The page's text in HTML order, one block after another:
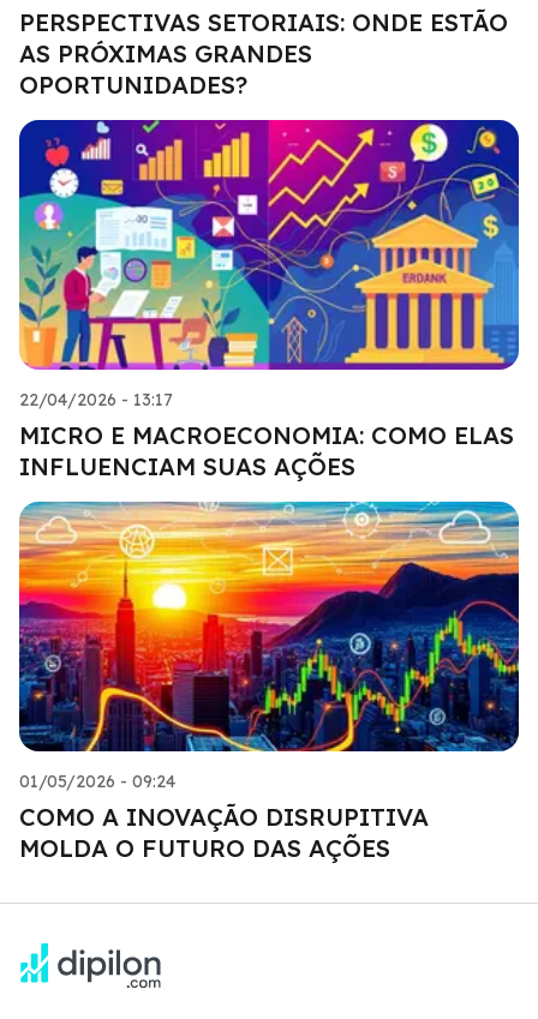
PERSPECTIVAS SETORIAIS: ONDE ESTÃO
AS PRÓXIMAS GRANDES
OPORTUNIDADES?
22/04/2026 - 13:17
MICRO E MACROECONOMIA: COMO ELAS
INFLUENCIAM SUAS AÇÕES
01/05/2026 - 09:24
COMO A INOVAÇÃO DISRUPITIVA
MOLDA O FUTURO DAS AÇÕES